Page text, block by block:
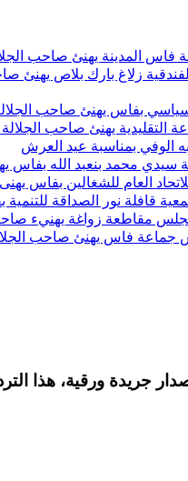
يهنئ صاحب الجلالة بمناسبة
الفندقية زلاغ بارك بلاص
يهنئ صاحب الجلالة بمناسبة الذكرى
يهنئ صاحب الجلالة محمد
الوفي بمناسبة عيد العرش
محمد بنعبد الله بفاس
العام للشغالين بفاس
قافلة نور الصداقة
مقاطعة زواغة يهنيء صاحب
جماعة فاس يهنئ صاحب
جريدة ورقية، هذا